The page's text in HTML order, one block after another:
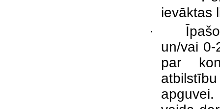
ievāktas
·
un/vai 0-
par